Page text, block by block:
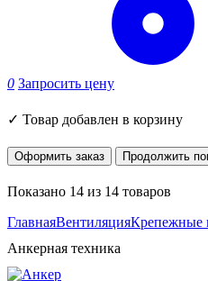
0 Запросить цену
✓ Товар добавлен в корзину
Оформить заказ Продолжить
Показано 14 из 14 товаров
ГлавнаяВентиляцияКрепежные
Анкерная техника